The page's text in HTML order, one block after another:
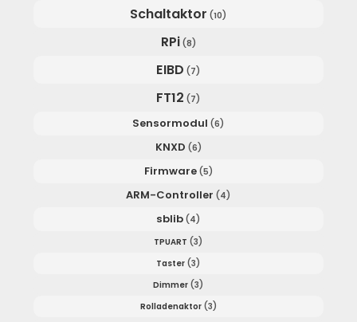
Schaltaktor (10)
RPi (8)
EIBD (7)
FT12 (7)
Sensormodul (6)
KNXD (6)
Firmware (5)
ARM-Controller (4)
sblib (4)
TPUART (3)
Taster (3)
Dimmer (3)
Rolladenaktor (3)